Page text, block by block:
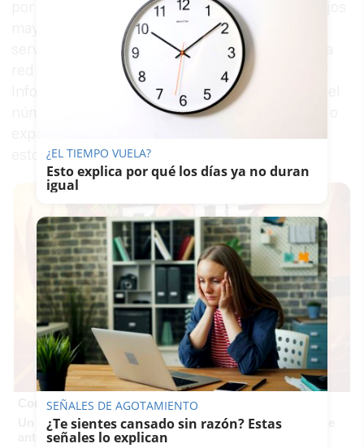
por violencia de género. La víctima tenía dos hijos
mayores de edad y no había recurrido a los
servicios del Instituto Andaluz de la Mujer ni a la
red provincial de Centros Municipales de
Información a la Mujer. Con esta confirmación, el
número de mujeres asesinadas por sus parejas o
estos datos en 2003 asciende a 1.365.
Corepunk MMORPG
Un verdadero MMORPG de la vieja escuela ¡Cómo los de
antes, pero mejor!
¿EL TIEMPO VUELA?
Esto explica por qué los días ya no duran
igual
SEÑALES DE AGOTAMIENTO
¿Te sientes cansado sin razón? Estas
señales lo explican